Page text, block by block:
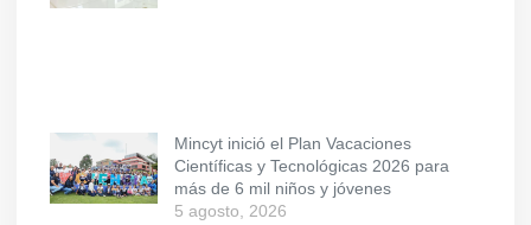
Mincyt inició el Plan Vacaciones
Científicas y Tecnológicas 2026 para
más de 6 mil niños y jóvenes
5 agosto, 2026